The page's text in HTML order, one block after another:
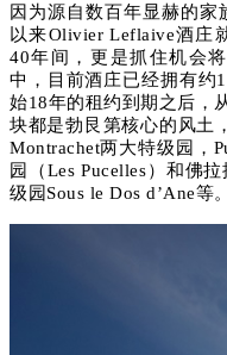
因为源自数百年显赫的家
以来Olivier Leflaive酒庄
40年间，更是抓住机会
中，目前酒庄已经拥有约
始18年的租约到期之后，
块都是勃艮第核心的风土
Montrachet两大特级园，
园（Les Pucelles）和佛
级园Sous le Dos d’Ane等。